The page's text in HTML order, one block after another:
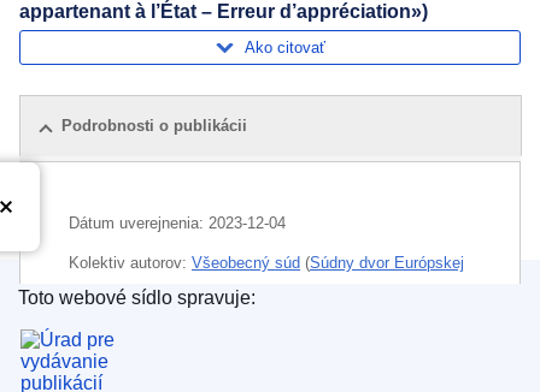
appartenant à l’État – Erreur d’appréciation»)
Ako citovať
Podrobnosti o publikácii
Dátum uverejnenia: 2023-12-04
Kolektiv autorov: Všeobecný súd (Súdny dvor Európskej
únie)
Oblasť:
sankcie
Úrad pre vydávanie publikácií Európskej únie
Toto webové sídlo spravuje: